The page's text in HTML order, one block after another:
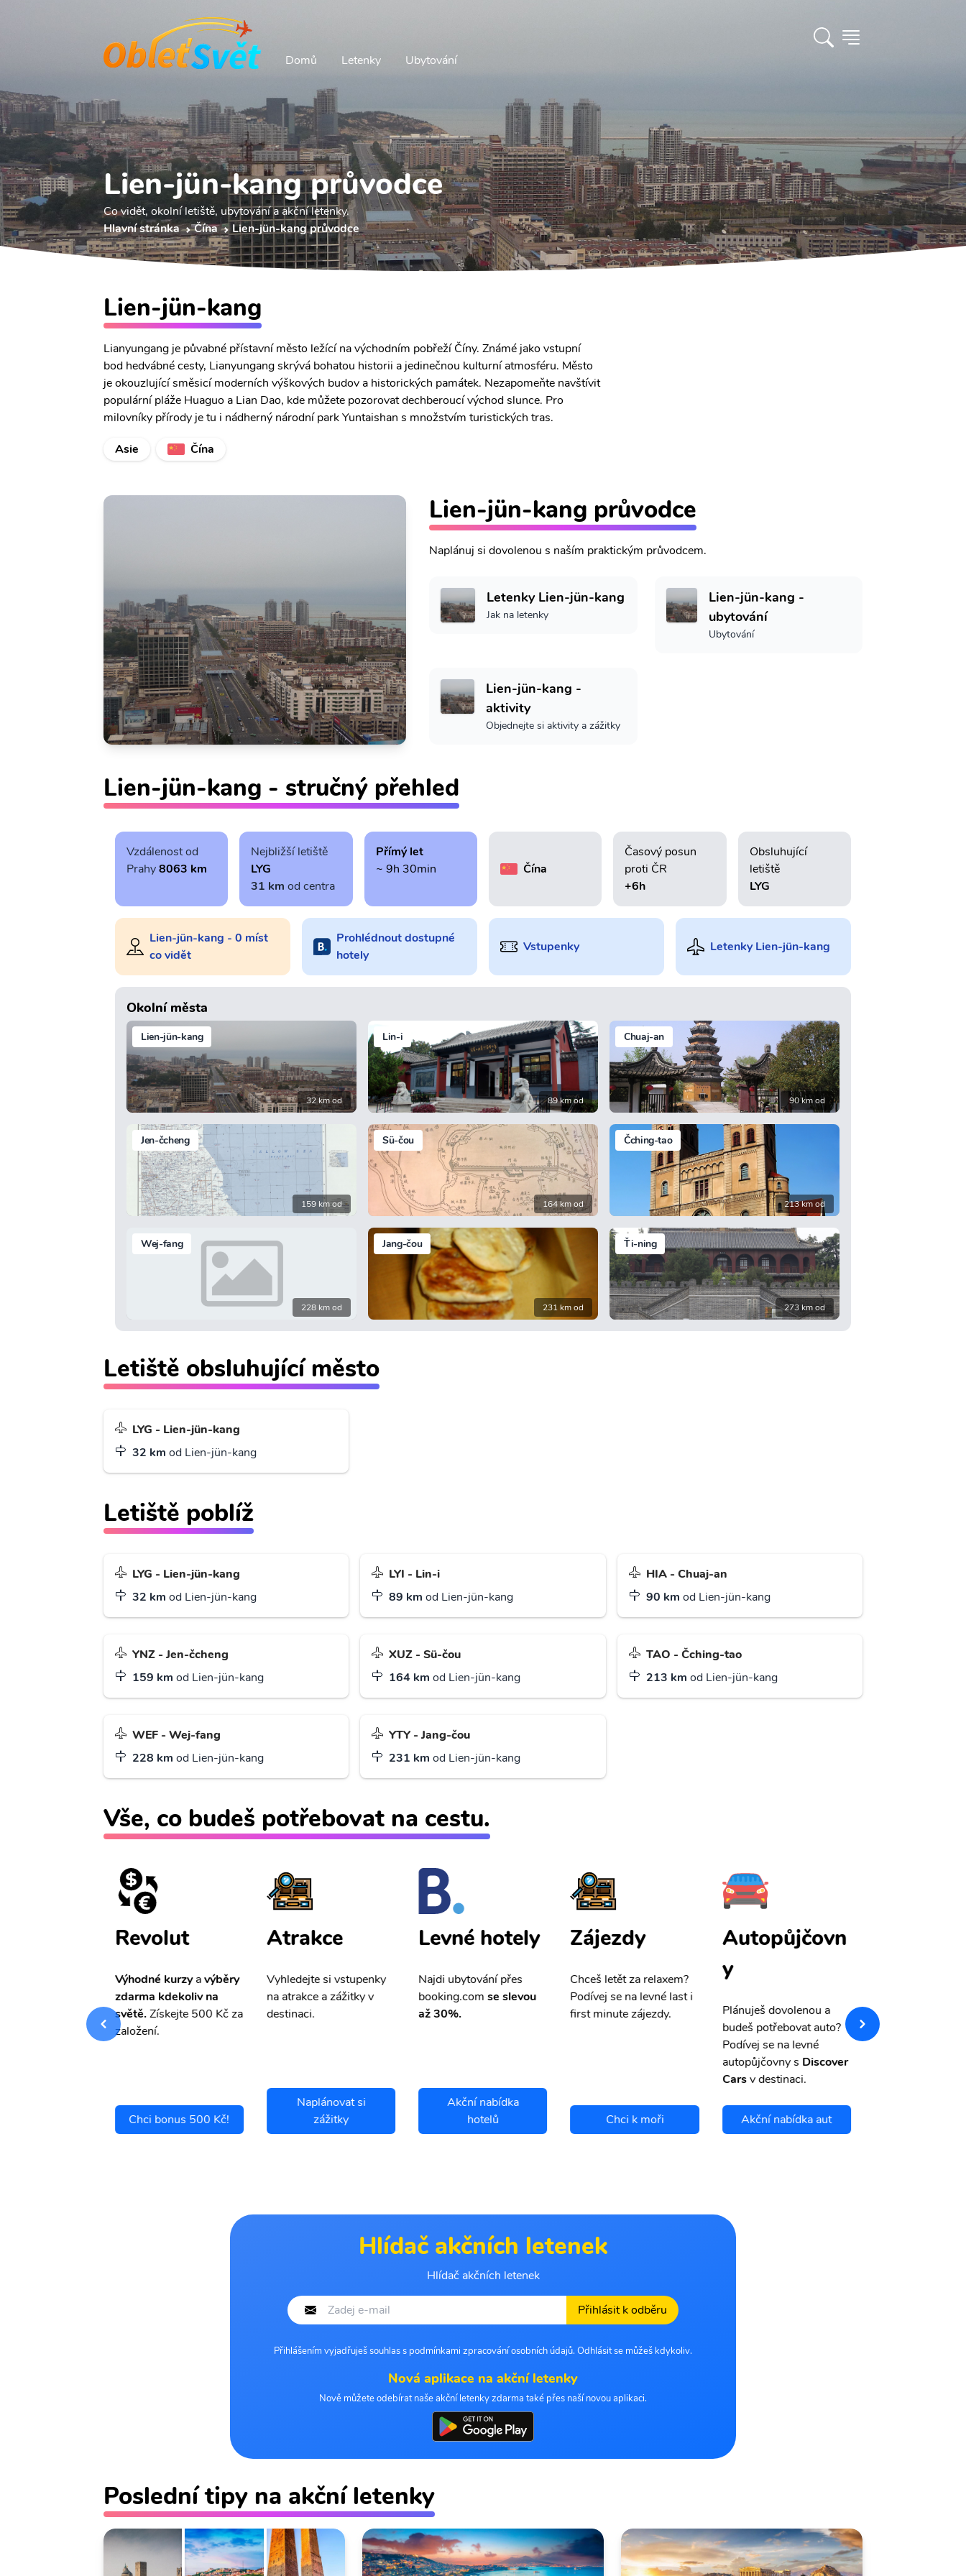
Domů Letenky Ubytování
Lien-jün-kang průvodce
Co vidět, okolní letiště, ubytování a akční letenky.
Hlavní stránka
Čína Lien-jün-kang průvodce
Lien-jün-kang
Lianyungang je půvabné přístavní město ležící na východním pobřeží Číny. Známé jako vstupní
bod hedvábné cesty, Lianyungang skrývá bohatou historii a jedinečnou kulturní atmosféru. Město
je okouzlující směsicí moderních výškových budov a historických památek. Nezapomeňte navštívit
populární pláže Huaguo a Lian Dao, kde můžete pozorovat dechberoucí východ slunce. Pro
milovníky přírody je tu i nádherný národní park Yuntaishan s množstvím turistických tras.
Asie
Čína
Lien-jün-kang průvodce
Naplánuj si dovolenou s naším praktickým průvodcem.
Letenky Lien-jün-kang
Jak na letenky
Lien-jün-kang -
ubytování
Ubytování
Lien-jün-kang -
aktivity
Objednejte si aktivity a zážitky
Lien-jün-kang - stručný přehled
Vzdálenost od
Prahy8063 km
Nejbližší letiště
LYG
31 km od centra
Přímý let
~ 9h 30min
Čína
Časový posun
proti ČR
+6h
Obsluhující
letiště
LYG
Lien-jün-kang - 0 míst
co vidět
Prohlédnout dostupné
hotely
Vstupenky Letenky Lien-jün-kang
Okolní města
Lien-jün-kang
32 km od
Lin-i
89 km od
Chuaj-an
90 km od
Jen-čcheng
159 km od
Sü-čou
164 km od
Čching-tao
213 km od
Wej-fang
228 km od
Jang-čou
231 km od
Ťi-ning
273 km od
Letiště obsluhující město
LYG - Lien-jün-kang
32 km od Lien-jün-kang
Letiště poblíž
LYG - Lien-jün-kang
32 km od Lien-jün-kang
LYI - Lin-i
89 km od Lien-jün-kang
HIA - Chuaj-an
90 km od Lien-jün-kang
YNZ - Jen-čcheng
159 km od Lien-jün-kang
XUZ - Sü-čou
164 km od Lien-jün-kang
TAO - Čching-tao
213 km od Lien-jün-kang
WEF - Wej-fang
228 km od Lien-jün-kang
YTY - Jang-čou
231 km od Lien-jün-kang
Vše, co budeš potřebovat na cestu.
Revolut
Výhodné kurzyavýběry
zdarma kdekoliv na
světě.Získejte 500 Kč za
založení.
Chci bonus 500 Kč!
Atrakce
Vyhledejte si vstupenky
na atrakce a zážitky v
destinaci.
Naplánovat si
zážitky
Levné hotely
Najdi ubytování přes
booking.comse slevou
až 30%.
Akční nabídka
hotelů
Zájezdy
Chceš letět za relaxem?
Podívej se na levné last i
first minute zájezdy.
Chci k moři
Autopůjčovn
y
Plánuješ dovolenou a
budeš potřebovat auto?
Podívej se na levné
autopůjčovny s Discover
Carsv destinaci.
Akční nabídka aut
pojištění a
storno.
Hlídač akčních letenek
Hlídač akčních letenek
Přihlásit k odběru
Přihlášením vyjadřuješ souhlas s podmínkami zpracování osobních údajů. Odhlásit se můžeš kdykoliv.
Nová aplikace na akční letenky
Nově můžete odebírat naše akční letenky zdarma také přes naší novou aplikaci.
Poslední tipy na akční letenky